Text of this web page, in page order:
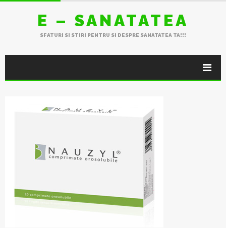
E – SANATATEA
SFATURI SI STIRI PENTRU SI DESPRE SANATATEA TA!!!